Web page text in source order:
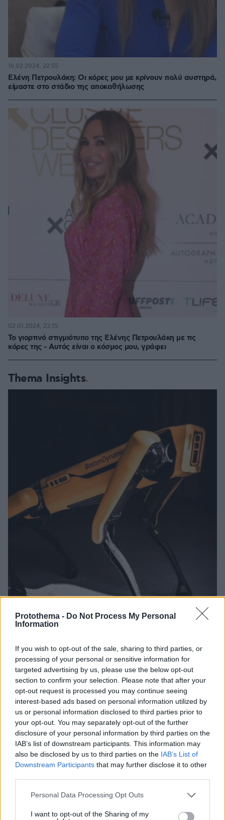
Protothema - Do Not Process My Personal
Information
If you wish to opt-out of the sale, sharing to third parties, or
processing of your personal or sensitive information for
targeted advertising by us, please use the below opt-out
section to confirm your selection. Please note that after your
opt-out request is processed you may continue seeing
interest-based ads based on personal information utilized by
us or personal information disclosed to third parties prior to
your opt-out. You may separately opt-out of the further
disclosure of your personal information by third parties on the
IAB’s list of downstream participants. This information may
also be disclosed by us to third parties on the IAB’s List of
Downstream Participants that may further disclose it to other
Please note that this website/app uses one or more Google
not limited to your visit or usage behaviour. You may click to
Personal Data Processing Opt Outs
I want to opt-out of the Sharing of my
Ελένη Πετρουλάκη: Οι κόρες μου με κρίνουν πολύ αυστηρά,
είμαστε στο στάδιο της αποκαθήλωσης
16.02.2024, 22:55
Το γιορτινό στιγμιότυπο της Ελένης Πετρουλάκη με τις
κόρες της - Αυτός είναι ο κόσμος μου, γράφει
02.01.2024, 23:15
Thema Insights
Το μέλλον της τεχνολογίας
Η Smart φοιτητική κατοικία στην καρδιά της Αθήνας
Επαγγελματική Εκπαίδευση & Εξειδίκευση: Το Mοντέλο που
σε Bάζει στην Aγορά Eργασίας
26.07.2026, 09:54
ΡΟΗ ΕΙΔΗΣΕΩΝ
Ειδήσεις Δημοφιλή Σχολιασμένα
εξατμίσεις;
πριν 6 λεπτά
πριν 10 λεπτά